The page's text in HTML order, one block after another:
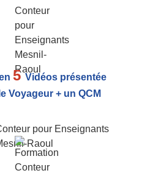
5Vidéos présentée
Voyageur + un QCM